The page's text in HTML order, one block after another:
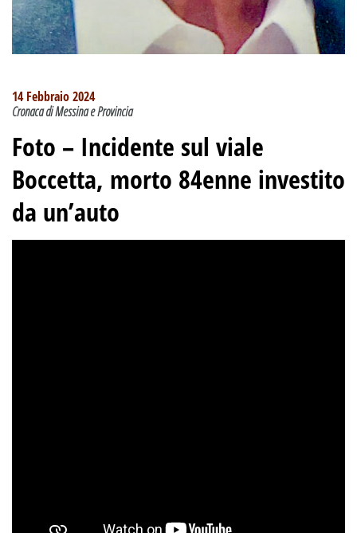
14 Febbraio 2024
Cronaca di Messina e Provincia
Foto – Incidente sul viale
Boccetta, morto 84enne investito
da un’auto